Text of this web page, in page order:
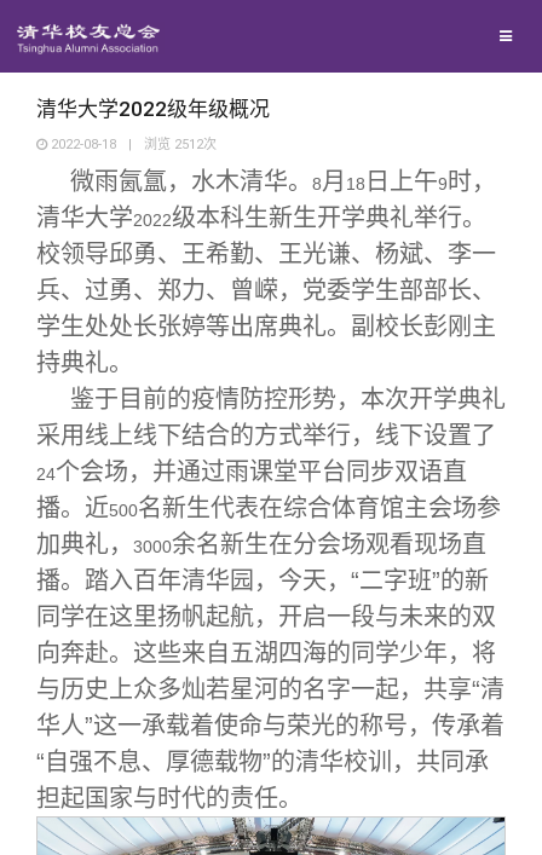
西南联大校友会
回馈母校
捐赠项目
捐赠新闻
捐赠纪事
捐赠方法
义工计划
媒体平台
《清华校友通讯》
《水木清华》
我要订阅
新媒体平台
百年清华
清华人物
清华故事
青春风采
校友文苑
校友讲坛
校友视界
校友服务
终身学习
信息化服务
三创大赛
实用信息
校友总会
总会简介
会长致辞
总会章程
理事会名单
制度法规
关闭
清华大学2022级年级概况
2022-08-18 | 浏览 2512次
微雨氤氲，水木清华。 8月 18 日上午9 时，
清华大学2022级本科生新生开学典礼举行。
校领导邱勇、王希勤、王光谦、杨斌、李一
兵、过勇、郑力、曾嵘，党委学生部部长、
学生处处长张婷等出席典礼。副校长彭刚主
持典礼。
鉴于目前的疫情防控形势，本次开学典礼
采用线上线下结合的方式举行，线下设置了
24个会场，并通过雨课堂平台同步双语直
播。近500名新生代表在综合体育馆主会场参
加典礼，
3000余名新生在分会场观看现场直
播。踏入百年清华园，今天，“二字班”的新
同学在这里扬帆起航，开启一段与未来的双
向奔赴。这些来自五湖四海的同学少年，将
与历史上众多灿若星河的名字一起，共享“清
华人”这一承载着使命与荣光的称号，传承着
“自强不息、厚德载物”的清华校训，共同承
担起国家与时代的责任。